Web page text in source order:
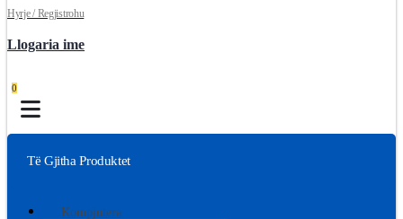
Hyrje / Regjistrohu
Llogaria ime
0
Të Gjitha Produktet
Kompjutera